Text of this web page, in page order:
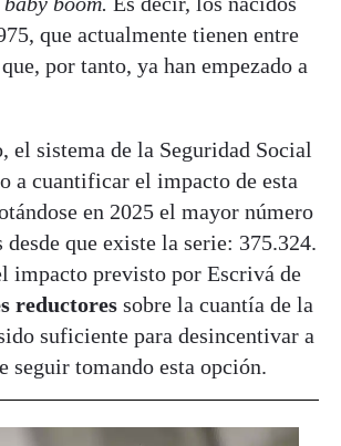
que actualmente tienen entre
por tanto, ya han empezado a
el sistema de la Seguridad Social
a cuantificar el impacto de esta
en 2025 el mayor número
que existe la serie: 375.324.
impacto previsto por Escrivá de
reductores sobre la cuantía de la
suficiente para desincentivar a
seguir tomando esta opción.